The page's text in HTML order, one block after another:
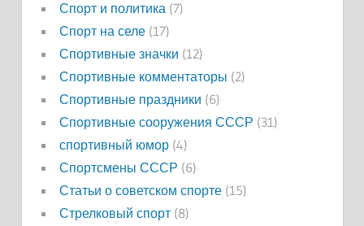
Спорт и политика (7)
Спорт на селе(17)
Спортивные значки (12)
Спортивные комментаторы (2)
Спортивные праздники (6)
Спортивные сооружения СССР (31)
спортивный юмор(4)
Спортсмены СССР (6)
Статьи о советском спорте(15)
Стрелковый спорт(8)